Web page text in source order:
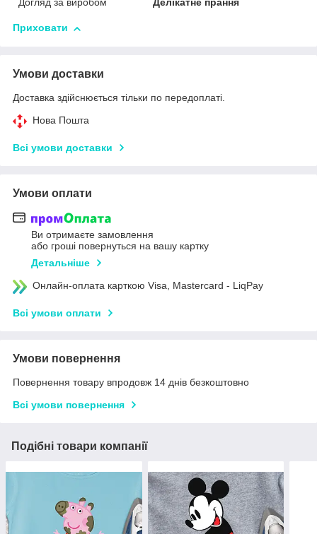
Приховати
Умови доставки
Доставка здійснюється тільки по передоплаті.
Нова Пошта
Всі умови доставки
Умови оплати
Ви отримаєте замовлення
або гроші повернуться на вашу картку
Детальніше
Онлайн-оплата карткою Visa, Mastercard - LiqPay
Всі умови оплати
Умови повернення
Повернення товару впродовж 14 днів безкоштовно
Всі умови повернення
Подібні товари компанії